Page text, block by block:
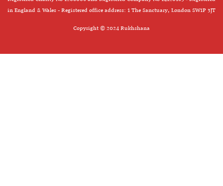
in England & Wales - Registered office address: 1 The Sanctuary, London SW1P 3JT
Copyright © 2024 Rukhshana